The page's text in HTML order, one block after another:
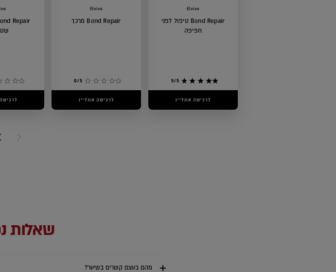
Elvive
Bond Repair טיפול לפני
חפיפה
5/5
לרכישה אונליין
Elvive
Bond Repair מרכך
0/5
לרכישה אונליין לרכישה
PREVIOUS CARD
CARD
שאלות
מהם בעצם קשרים בשיער?